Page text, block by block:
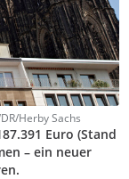
Herby Sachs
Euro (Stand
– ein neuer